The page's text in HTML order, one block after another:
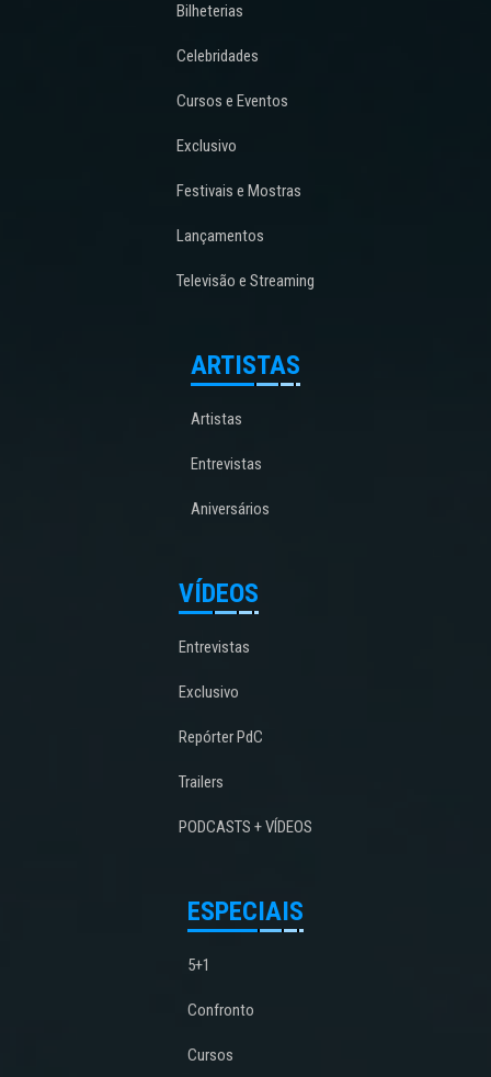
Bilheterias
Celebridades
Cursos e Eventos
Exclusivo
Festivais e Mostras
Lançamentos
Televisão e Streaming
ARTISTAS
Artistas
Entrevistas
Aniversários
VÍDEOS
Entrevistas
Exclusivo
Repórter PdC
Trailers
PODCASTS + VÍDEOS
ESPECIAIS
5+1
Confronto
Cursos